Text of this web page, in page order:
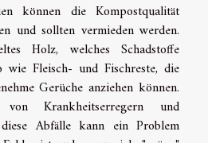
können die Kompostqualität
und sollten vermieden werden.
Holz, welches Schadstoffe
wie Fleisch- und Fischreste, die
Gerüche anziehen können.
Krankheitserregern und
Abfälle kann ein Problem